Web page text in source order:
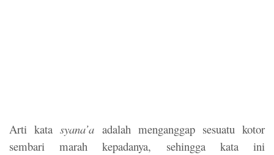
Arti katasyana’a adalah menganggap sesuatu kotor
sembari marah kepadanya, sehingga kata ini